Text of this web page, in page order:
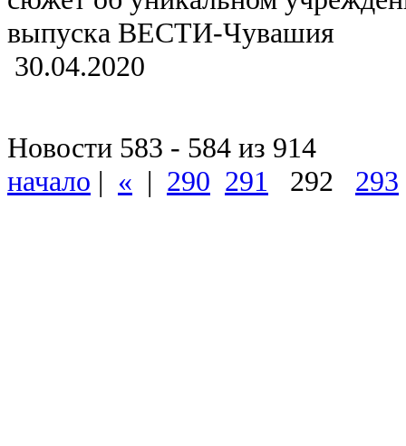
выпуска ВЕСТИ-Чувашия
30.04.2020
Новости 583 - 584 из 914
начало | « | 290 291 292 293